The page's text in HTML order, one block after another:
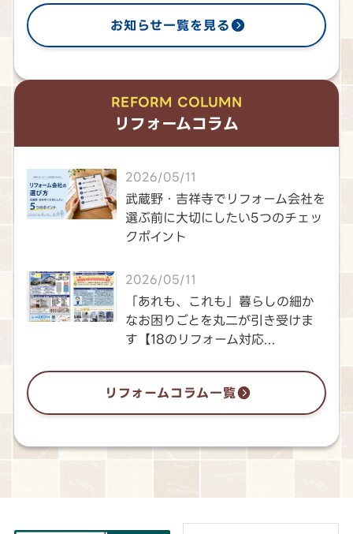
お知らせ一覧を見る
REFORM COLUMN
リフォームコラム
2026/05/11
武蔵野・吉祥寺でリフォーム会社を
選ぶ前に大切にしたい5つのチェッ
クポイント
2026/05/11
「あれも、これも」暮らしの細か
なお困りごとを丸二が引き受けま
す【18のリフォーム対応...
リフォームコラム一覧